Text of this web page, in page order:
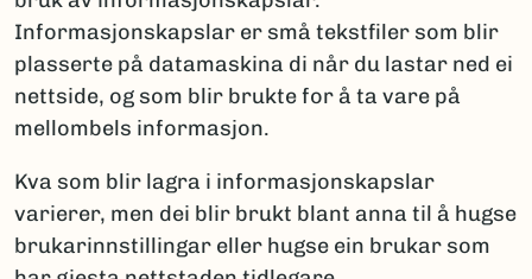
Informasjonskapslar er små tekstfiler som blir
plasserte på datamaskina di når du lastar ned ei
nettside, og som blir brukte for å ta vare på
mellombels informasjon.
Kva som blir lagra i informasjonskapslar
varierer, men dei blir brukt blant anna til å hugse
brukarinnstillingar eller hugse ein brukar som